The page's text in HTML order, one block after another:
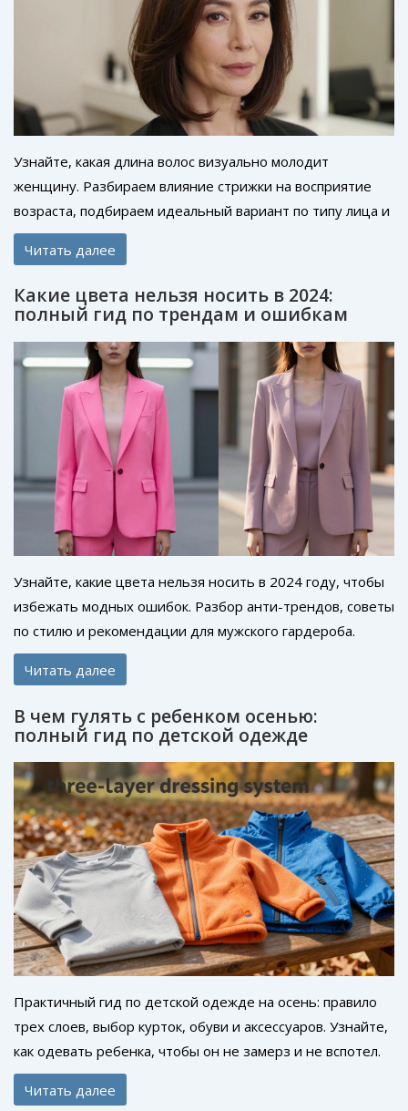
Узнайте, какая длина волос визуально молодит
женщину. Разбираем влияние стрижки на восприятие
возраста, подбираем идеальный вариант по типу лица и
обсуждаем роль челки и текстуры.
Читать далее
Какие цвета нельзя носить в 2024:
полный гид по трендам и ошибкам
Узнайте, какие цвета нельзя носить в 2024 году, чтобы
избежать модных ошибок. Разбор анти-трендов, советы
по стилю и рекомендации для мужского гардероба.
Читать далее
В чем гулять с ребенком осенью:
полный гид по детской одежде
Практичный гид по детской одежде на осень: правило
трех слоев, выбор курток, обуви и аксессуаров. Узнайте,
как одевать ребенка, чтобы он не замерз и не вспотел.
Читать далее